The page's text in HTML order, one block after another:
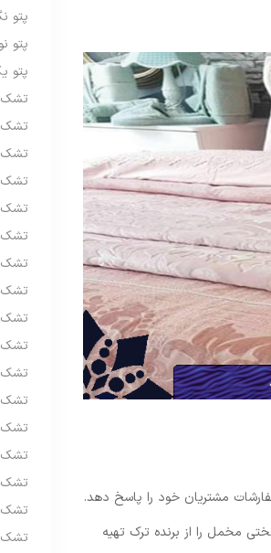
مشتریان خود را پاسخ دهد.
مخمل را از برنده ترک تهیه
پتو
پتو
پتو
تشک
تشک
تشک
تشک
تشک
تشک
تشک
تشک
تشک
تشک
تشک
تشک
تشک
تشک
تشک